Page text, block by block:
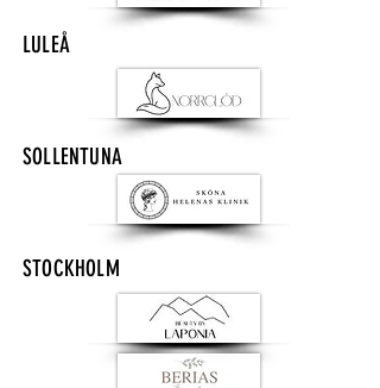
LULEÅ
SOLLENTUNA
STOCKHOLM